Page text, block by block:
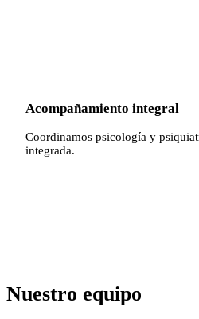
Acompañamiento integral
Coordinamos psicología y
integrada.
Nuestro equipo